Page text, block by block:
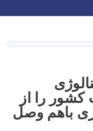
را از
باهم وصل